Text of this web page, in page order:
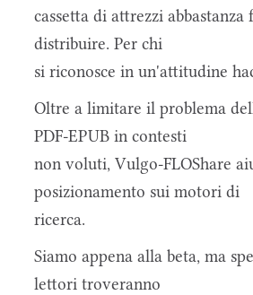
cassetta di attrezzi abbastanza
distribuire. Per chi
si riconosce in un'attitudine
Oltre a limitare il problema
PDF-EPUB in contesti
non voluti, Vulgo-FLOShare
posizionamento sui motori di
ricerca.
Siamo appena alla beta, ma
lettori troveranno